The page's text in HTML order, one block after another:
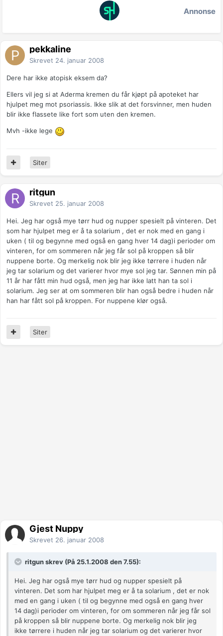
Annonse
pekkaline
Skrevet 24. januar 2008
Dere har ikke atopisk eksem da?
Ellers vil jeg si at Aderma kremen du får kjøpt på apoteket har
hjulpet meg mot psoriassis. Ikke slik at det forsvinner, men huden
blir ikke flassete like fort som uten den kremen.
Mvh -ikke lege
Siter
ritgun
Skrevet 25. januar 2008
Hei. Jeg har også mye tørr hud og nupper spesielt på vinteren. Det
som har hjulpet meg er å ta solarium , det er nok med en gang i
uken ( til og begynne med også en gang hver 14 dag)i perioder om
vinteren, for om sommeren når jeg får sol på kroppen så blir
nuppene borte. Og merkelig nok blir jeg ikke tørrere i huden når
jeg tar solarium og det varierer hvor mye sol jeg tar. Sønnen min på
11 år har fått min hud også, men jeg har ikke latt han ta sol i
solarium. Jeg ser at om sommeren blir han også bedre i huden når
han har fått sol på kroppen. For nuppene klør også.
Siter
Gjest Nuppy
Skrevet 26. januar 2008
ritgun skrev (På 25.1.2008 den 7.55):
Hei. Jeg har også mye tørr hud og nupper spesielt på
vinteren. Det som har hjulpet meg er å ta solarium , det er nok
med en gang i uken ( til og begynne med også en gang hver
14 dag)i perioder om vinteren, for om sommeren når jeg får sol
på kroppen så blir nuppene borte. Og merkelig nok blir jeg
ikke tørrere i huden når jeg tar solarium og det varierer hvor